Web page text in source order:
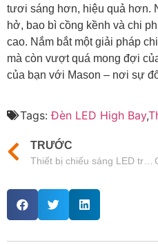
tươi sáng hơn, hiệu quả hơn.
hở, bao bì cồng kềnh và chi
cao. Nắm bắt một giải pháp
mà còn vượt quá mong đợi
của bạn với Mason – nơi sự
Tags: Đèn LED High Bay,
TRƯỚC